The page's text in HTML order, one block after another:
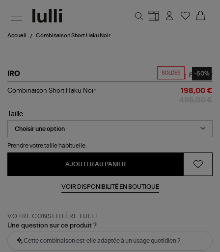
Accueil Combinaison Short Haku Noir
SOLDES -60%
IRO
Combinaison
Noir
Partager
Combinaison Short Haku Noir 198,00 €
Taille
Prendre votre taille habituelle.
AJOUTER AU PANIER
VOIR DISPONIBILITÉ EN BOUTIQUE
VOTRE CONSEILLÈRE LULLI
Une question sur ce produit ?
Cette combinaison est-elle adaptée à un usage quotidien ?